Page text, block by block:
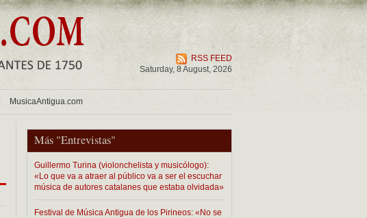
RSS FEED
Saturday, 8 August, 2026
MusicaAntigua.com
Más "Entrevistas"
Guillermo Turina (violonchelista y musicólogo):
«Lo que va a atraer al público va a ser el escuchar
música de autores catalanes que estaba olvidada»
Festival de Música Antigua de los Pirineos: «No se